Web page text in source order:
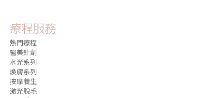
療程服務
熱門療程
醫美針劑
水光系列
煥膚系列
按摩養生
激光脫毛